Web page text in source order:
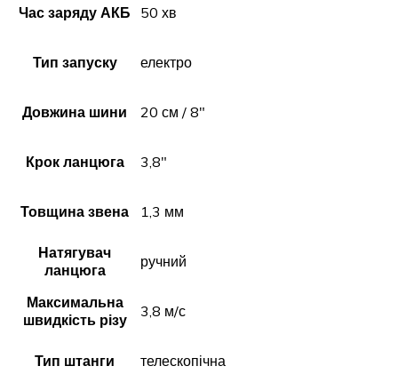
Час заряду АКБ 50 хв
Тип запуску електро
Довжина шини 20 см / 8"
Крок ланцюга 3,8"
Товщина звена 1,3 мм
Натягувач
ланцюга
ручний
Максимальна
швидкість різу
3,8 м/с
Тип штанги телескопічна